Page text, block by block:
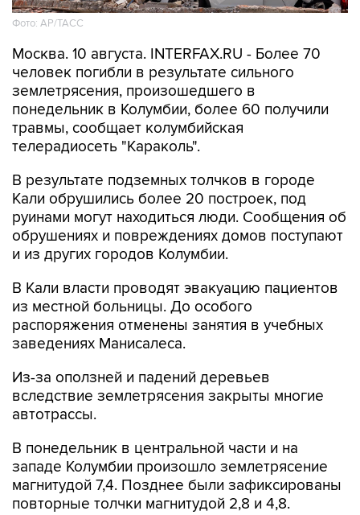
Фото: АР/ТАСС
Москва. 10 августа. INTERFAX.RU - Более 70
человек погибли в результате сильного
землетрясения, произошедшего в
понедельник в Колумбии, более 60 получили
травмы, сообщает колумбийская
телерадиосеть "Караколь".
В результате подземных толчков в городе
Кали обрушились более 20 построек, под
руинами могут находиться люди. Сообщения об
обрушениях и повреждениях домов поступают
и из других городов Колумбии.
В Кали власти проводят эвакуацию пациентов
из местной больницы. До особого
распоряжения отменены занятия в учебных
заведениях Манисалеса.
Из-за оползней и падений деревьев
вследствие землетрясения закрыты многие
автотрассы.
В понедельник в центральной части и на
западе Колумбии произошло землетрясение
магнитудой 7,4. Позднее были зафиксированы
повторные толчки магнитудой 2,8 и 4,8.